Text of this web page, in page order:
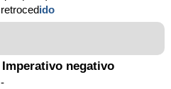
retrocedido
Imperativo negativo
-